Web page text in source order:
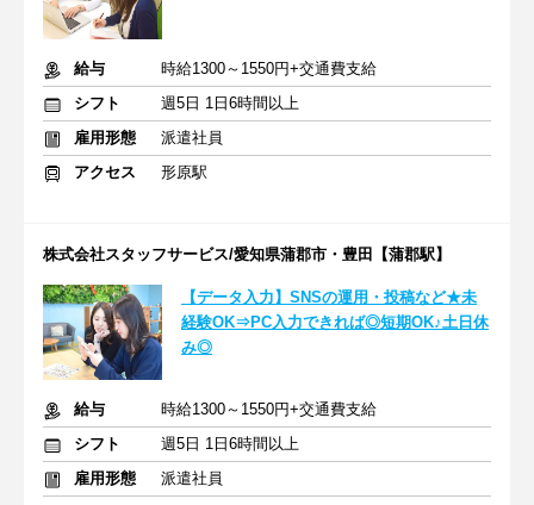
給与
時給1300～1550円+交通費支給
シフト
週5日 1日6時間以上
雇用形態
派遣社員
アクセス
形原駅
株式会社スタッフサービス/愛知県蒲郡市・豊田【蒲郡駅】
【データ入力】SNSの運用・投稿など★未
経験OK⇒PC入力できれば◎短期OK♪土日休
み◎
給与
時給1300～1550円+交通費支給
シフト
週5日 1日6時間以上
雇用形態
派遣社員